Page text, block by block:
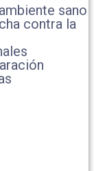
sano
contra la